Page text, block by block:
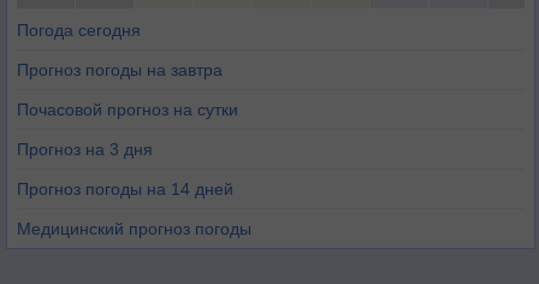
Погода сегодня
Прогноз погоды на завтра
Почасовой прогноз на сутки
Прогноз на 3 дня
Прогноз погоды на 14 дней
Медицинский прогноз погоды